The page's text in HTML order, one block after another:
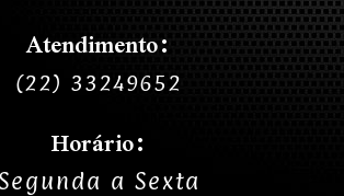
Atendimento:
(22) 33249652
Horário:
a Sexta